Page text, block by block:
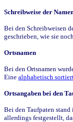
Schreibweise der
Bei den Schreibweisen
geschrieben, wie sie
Ortsnamen
Bei den Ortsnamen
Eine alphabetisch
Ortsangaben bei den
Bei den Taufpaten
allerdings festgestellt,